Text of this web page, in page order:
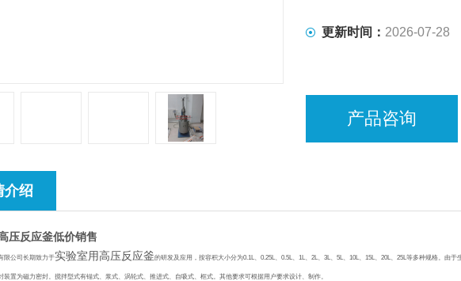
更新时间： 2026-07-28
产品咨询
介绍
压反应釜低价销售
限公司长期致力于实验室用高压反应釜的研发及应用，按容积大小分为0.1L、0.25L、0.5L、1L、2L、3L、5L、10L、15L、20L、25L等多种规格。由于
装置为磁力密封。搅拌型式有锚式、浆式、涡轮式、推进式、自吸式、框式。其他要求可根据用户要求设计、制作。